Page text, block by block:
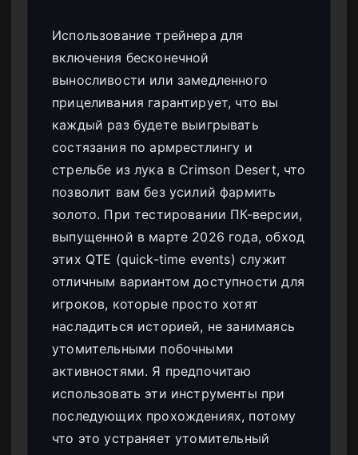
Использование трейнера для
включения бесконечной
выносливости или замедленного
прицеливания гарантирует, что вы
каждый раз будете выигрывать
состязания по армрестлингу и
стрельбе из лука в Crimson Desert, что
позволит вам без усилий фармить
золото. При тестировании ПК-версии,
выпущенной в марте 2026 года, обход
этих QTE (quick-time events) служит
отличным вариантом доступности для
игроков, которые просто хотят
насладиться историей, не занимаясь
утомительными побочными
активностями. Я предпочитаю
использовать эти инструменты при
последующих прохождениях, потому
что это устраняет утомительный